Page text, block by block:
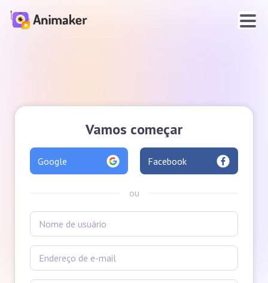
Vamos começar
Google Facebook
ou